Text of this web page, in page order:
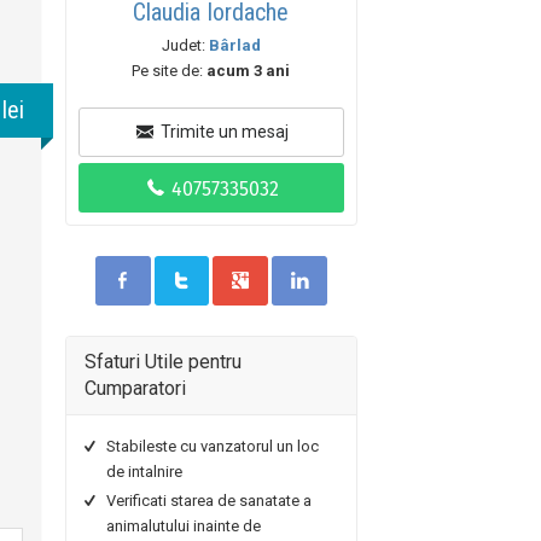
Claudia Iordache
Judet: Bârlad
Pe site de: acum 3 ani
Trimite un mesaj
Sfaturi Utile pentru
Cumparatori
Stabileste cu vanzatorul un loc
de intalnire
Verificati starea de sanatate a
animalutului inainte de